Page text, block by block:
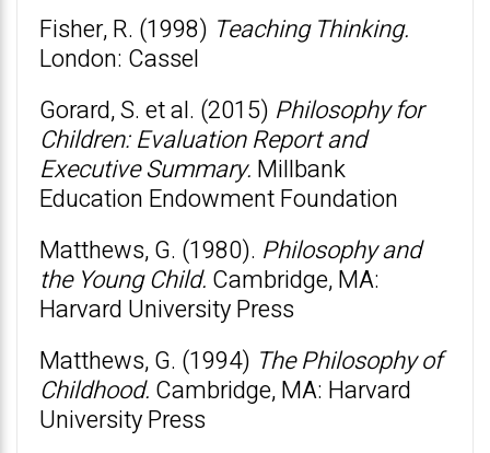
Fisher, R. (1998) Teaching Thinking.
London: Cassel
Gorard, S. et al. (2015) Philosophy for
Children: Evaluation Report and
Executive Summary. Millbank
Education Endowment Foundation
Matthews, G. (1980). Philosophy and
the Young Child. Cambridge, MA:
Harvard University Press
Matthews, G. (1994) The Philosophy of
Childhood. Cambridge, MA: Harvard
University Press